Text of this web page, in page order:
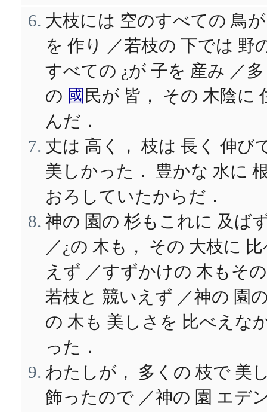
大枝には 空のすべての 鳥
を 作り ／若枝の 下では 野
すべての ¿が 子を 産み ／
の 國 民が 皆， その 木陰に
んだ．
丈は 高く， 枝は 長く 伸び
美しかった． 豊かな 水に
おろしていたからだ．
神の 園の 杉もこれに 及ば
／¿の 木も， その 大枝に
えず ／すずかけの 木もその
若枝と 競いえず ／神の 園
の 木も 美しさを 比べえな
った．
わたしが， 多くの 枝で 美
飾ったので ／神の 園 エデ